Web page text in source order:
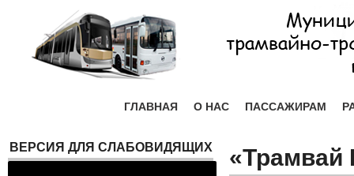
ГЛАВНАЯ О НАС ПАССАЖИРАМ
ВЕРСИЯ ДЛЯ СЛАБОВИДЯЩИХ